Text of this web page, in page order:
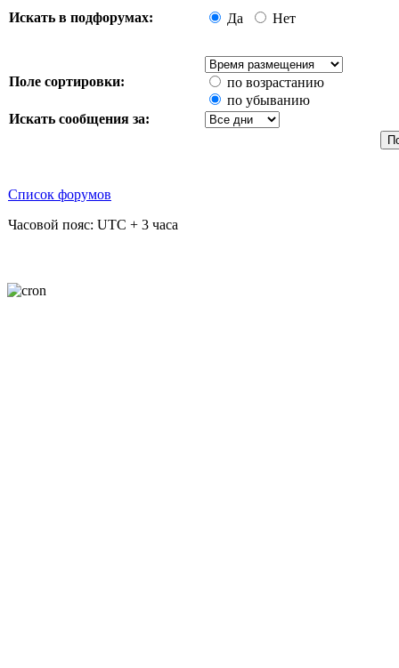
Искать в подфорумах: Да Нет
Поле сортировки:
по возрастанию
по убыванию
Искать сообщения за:
Список форумов
Часовой пояс: UTC + 3 часа